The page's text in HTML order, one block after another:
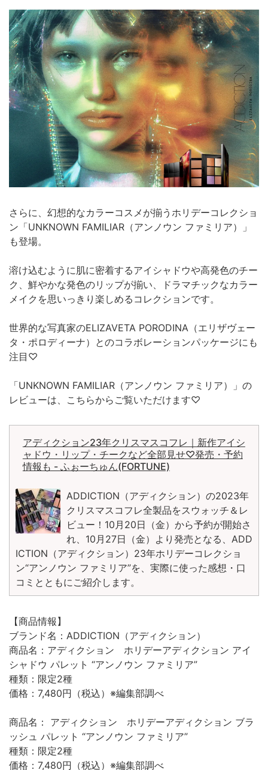
さらに、幻想的なカラーコスメが揃うホリデーコレクショ
ン「UNKNOWN FAMILIAR（アンノウン ファミリア）」
も登場。
溶け込むように肌に密着するアイシャドウや高発色のチー
ク、鮮やかな発色のリップが揃い、ドラマチックなカラー
メイクを思いっきり楽しめるコレクションです。
世界的な写真家のELIZAVETA PORODINA（エリザヴェー
タ・ポロディーナ）とのコラボレーションパッケージにも
注目♡
「UNKNOWN FAMILIAR（アンノウン ファミリア）」の
レビューは、こちらからご覧いただけます♡
アディクション23年クリスマスコフレ｜新作アイシ
ャドウ・リップ・チークなど全部見せ♡発売・予約
情報も - ふぉーちゅん(FORTUNE)
ADDICTION（アディクション）の2023年
クリスマスコフレ全製品をスウォッチ＆レ
ビュー！10月20日（金）から予約が開始さ
れ、10月27日（金）より発売となる、ADD
ICTION（アディクション）23年ホリデーコレクショ
ン“アンノウン ファミリア”を、実際に使った感想・口
コミとともにご紹介します。
【商品情報】
ブランド名：ADDICTION（アディクション）
商品名：アディクション ホリデーアディクション アイ
シャドウ パレット “アンノウン ファミリア”
種類：限定2種
価格：7,480円（税込）※編集部調べ
商品名： アディクション ホリデーアディクション ブラ
ッシュ パレット “アンノウン ファミリア”
種類：限定2種
価格：7,480円（税込）※編集部調べ